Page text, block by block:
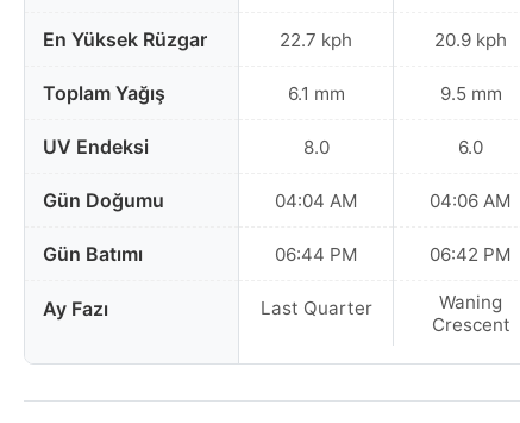
En Yüksek Rüzgar
Toplam Yağış
UV Endeksi
Gün Doğumu
Gün Batımı
Ay Fazı
22.7 kph
6.1 mm
8.0
04:04 AM
06:44 PM
Last Quarter
20.9 kph
9.5 mm
6.0
04:06 AM
06:42 PM
Waning
Crescent